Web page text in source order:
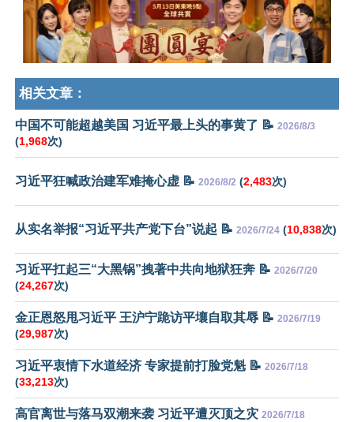
相关文章：
中国不可能超越美国 习近平最上头的事黄了 📝 2026/8/3
(1,968次)
习近平狂喊政治建军难掩心虚 📝 2026/8/2 (2,483次)
从实名举报“习近平共产党下台”说起 📝 2026/7/24 (10,838次)
习近平扛起三“大黑锅”拽著中共向地狱狂奔 📝 2026/7/20
(24,267次)
金正恩怒甩习近平 王沪宁跪访平壤自取其辱 📝 2026/7/19
(29,987次)
习近平衷情下水道经济 专家提前打脸党魁 📝 2026/7/18
(33,213次)
高官离世与落马双潮来袭 习近平遭灭顶之灾 2026/7/18